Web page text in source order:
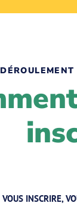
VOUS INSCRIRE,